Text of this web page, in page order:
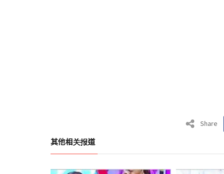
Share
其他相关报道